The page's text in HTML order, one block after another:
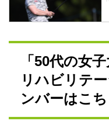
「50代の女
リハビリテ
ンバーはこち